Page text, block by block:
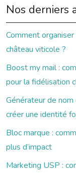
Nos derniers
Comment organiser
château viticole ?
Boost my mail :
pour la fidélisation
Générateur de
créer une identité
Bloc marque :
plus d’impact
Marketing USP :